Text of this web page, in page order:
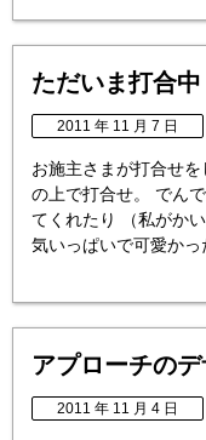
ただいま打合中
2011 年 11 月 7 日
お施主さまが打合せ
の上で打合せ。 でん
てくれたり （私がか
気いっぱいで可愛か
アプローチの
2011 年 11 月 4 日